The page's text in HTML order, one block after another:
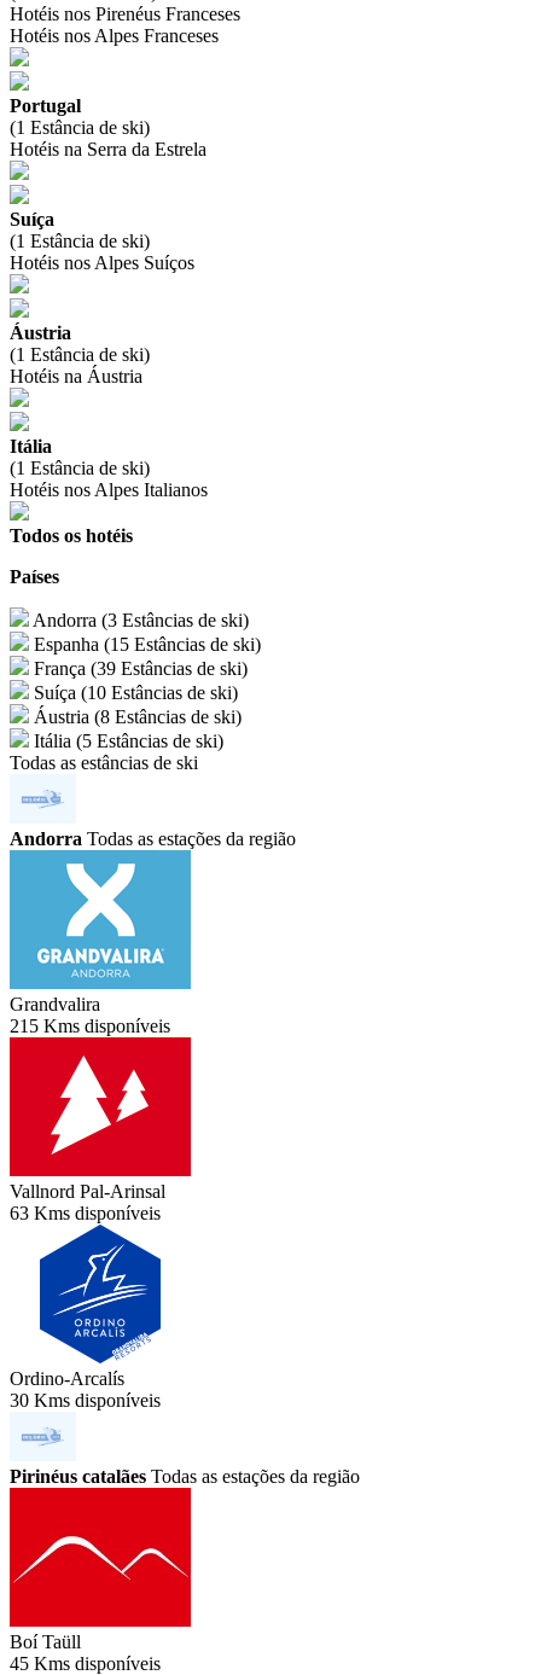
Hotéis nos Pirenéus Franceses
Hotéis nos Alpes Franceses
Portugal
(1 Estância de ski)
Hotéis na Serra da Estrela
Suíça
(1 Estância de ski)
Hotéis nos Alpes Suíços
Áustria
(1 Estância de ski)
Hotéis na Áustria
Itália
(1 Estância de ski)
Hotéis nos Alpes Italianos
Todos os hotéis
Países
Andorra (3 Estâncias de ski)
Espanha (15 Estâncias de ski)
França (39 Estâncias de ski)
Suíça (10 Estâncias de ski)
Áustria (8 Estâncias de ski)
Itália (5 Estâncias de ski)
Todas as estâncias de ski
Andorra Todas as estações da região
Grandvalira
215 Kms disponíveis
Vallnord Pal-Arinsal
63 Kms disponíveis
Ordino-Arcalís
30 Kms disponíveis
Pirinéus catalães Todas as estações da região
Boí Taüll
45 Kms disponíveis